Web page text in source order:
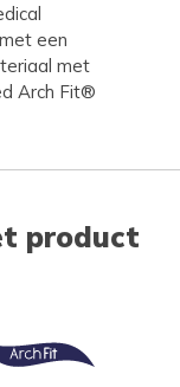
een
met
Arch Fit®
product